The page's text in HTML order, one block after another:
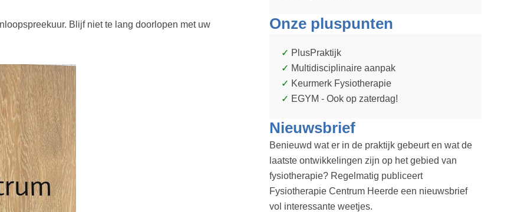
Blijf niet te lang doorlopen met uw
Onze pluspunten
PlusPraktijk
Multidisciplinaire aanpak
Keurmerk Fysiotherapie
EGYM - Ook op zaterdag!
Nieuwsbrief
Benieuwd wat er in de praktijk gebeurt en wat de
laatste ontwikkelingen zijn op het gebied van
fysiotherapie? Regelmatig publiceert
Fysiotherapie Centrum Heerde een nieuwsbrief
vol interessante weetjes.